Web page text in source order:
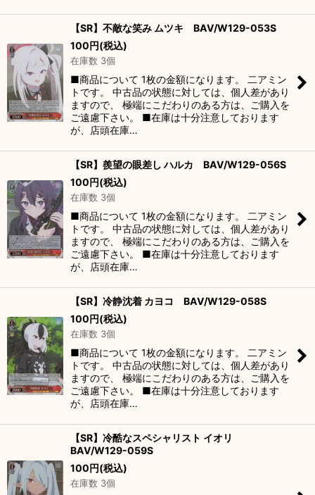
【SR】不敵な笑み ムツキ BAV/W129-053S
100円(税込)
在庫数 3個
■商品について 1枚の金額になります。 二アミン
トです。 中古品の状態に対しては、個人差があり
ますので、 極端にこだわりのある方は、ご購入を
ご遠慮下さい。 ■在庫は十分注意しております
が、店頭在庫…
【SR】羨望の眼差し ハルカ BAV/W129-056S
100円(税込)
在庫数 3個
■商品について 1枚の金額になります。 二アミン
トです。 中古品の状態に対しては、個人差があり
ますので、 極端にこだわりのある方は、ご購入を
ご遠慮下さい。 ■在庫は十分注意しております
が、店頭在庫…
【SR】冷静沈着 カヨコ BAV/W129-058S
100円(税込)
在庫数 3個
■商品について 1枚の金額になります。 二アミン
トです。 中古品の状態に対しては、個人差があり
ますので、 極端にこだわりのある方は、ご購入を
ご遠慮下さい。 ■在庫は十分注意しております
が、店頭在庫…
【SR】冷酷なスペシャリスト イオリ
BAV/W129-059S
100円(税込)
在庫数 3個